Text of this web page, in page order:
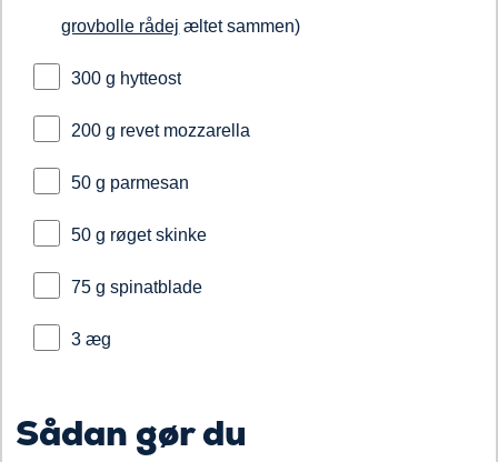
grovbolle rådej æltet sammen)
300 g hytteost
200 g revet mozzarella
50 g parmesan
50 g røget skinke
75 g spinatblade
3 æg
Sådan gør du